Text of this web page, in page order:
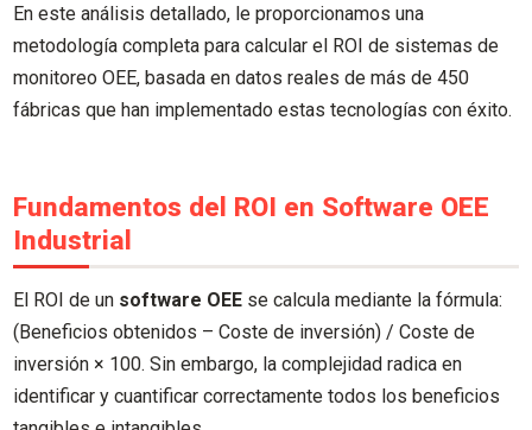
En este análisis detallado, le proporcionamos una
metodología completa para calcular el ROI de sistemas de
monitoreo OEE, basada en datos reales de más de 450
fábricas que han implementado estas tecnologías con éxito.
Fundamentos del ROI en Software OEE
Industrial
El ROI de un software OEE se calcula mediante la fórmula:
(Beneficios obtenidos – Coste de inversión) / Coste de
inversión × 100. Sin embargo, la complejidad radica en
identificar y cuantificar correctamente todos los beneficios